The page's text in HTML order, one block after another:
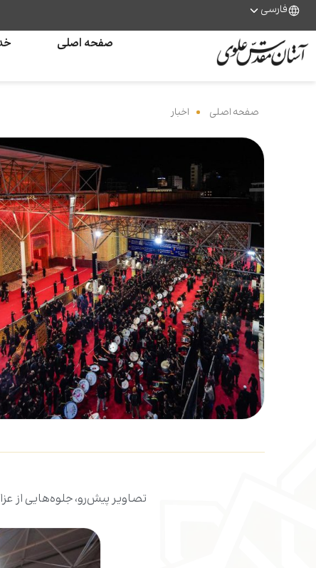
فارسی
صفحه اصلی
صفحه اصلی اخبار
تصاویر پیش‌رو، جلوه‌هایی از